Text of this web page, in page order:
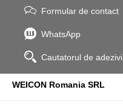
Formular de contact
WhatsApp
Cautatorul de adezivi
WEICON Romania SRL